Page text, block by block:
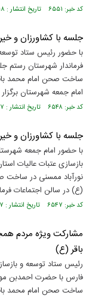
کد خبر: ۶۵۵۱ تاریخ انتشار : ۱۴۰۲/۰۸/۱۸
جلسه با کشاورزان و
با حضور رئیس ستاد
فرماندار شهرستان رستم
ساخت صحن امام محمد
امام جمعه شهرستان
کد خبر: ۶۵۴۸ تاریخ انتشار : ۱۴۰۲/۰۸/۱۷
جلسه با کشاورزان و
با حضور امام جمعه
بازسازی عتبات عالیات
نورآباد ممسنی در ساخت
(ع) در سالن اجتماعات
کد خبر: ۶۵۴۷ تاریخ انتشار : ۱۴۰۲/۰۸/۱۷
مشارکت ویژه مردم
باقر (ع)
رئیس ستاد توسعه و
فارس با حضرت احمدبن
ساخت صحن امام محمد